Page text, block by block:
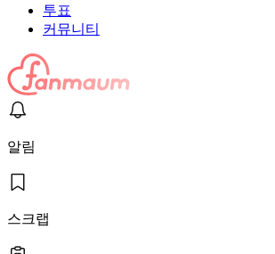
투표
커뮤니티
알림
스크랩